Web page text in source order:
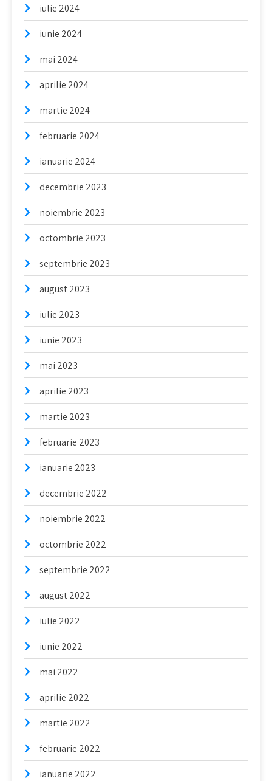
iulie 2024
iunie 2024
mai 2024
aprilie 2024
martie 2024
februarie 2024
ianuarie 2024
decembrie 2023
noiembrie 2023
octombrie 2023
septembrie 2023
august 2023
iulie 2023
iunie 2023
mai 2023
aprilie 2023
martie 2023
februarie 2023
ianuarie 2023
decembrie 2022
noiembrie 2022
octombrie 2022
septembrie 2022
august 2022
iulie 2022
iunie 2022
mai 2022
aprilie 2022
martie 2022
februarie 2022
ianuarie 2022